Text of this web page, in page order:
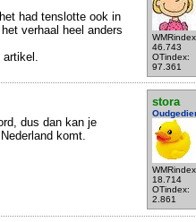
46.743
OTindex:
97.361
had tenslotte ook in
verhaal heel anders
stora
18.714
OTindex:
2.861
dus dan kan je
komt.